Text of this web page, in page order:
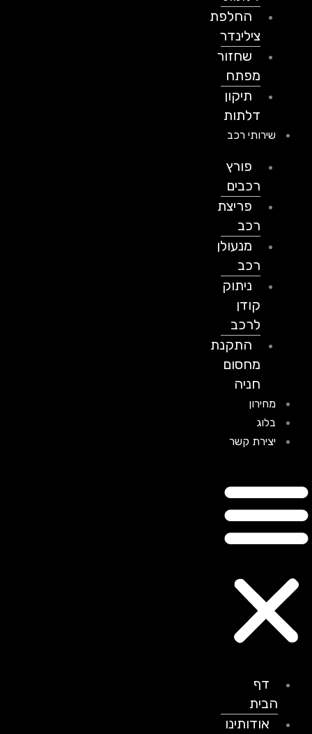
החלפת
צילינדר
שחזור
מפתח
תיקון
דלתות
שירותי רכב
פורץ
רכבים
פריצת
מנעולן
ניתוק
לרכב
התקנת
מחסום
חניה
מחירון
בלוג
יצירת קשר
דף
הבית
אודותינו